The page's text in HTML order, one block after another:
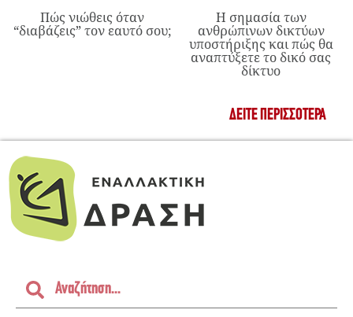
Πώς νιώθεις όταν
“διαβάζεις” τον εαυτό σου;
Η σημασία των
ανθρώπινων δικτύων
υποστήριξης και πώς θα
αναπτύξετε το δικό σας
δίκτυο
ΔΕΊΤΕ ΠΕΡΙΣΣΌΤΕΡΑ